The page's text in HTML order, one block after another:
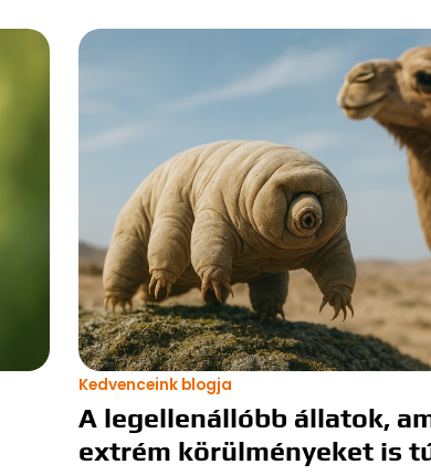
Kedvenceink blogja
A legellenállóbb állatok,
extrém körülményeket is